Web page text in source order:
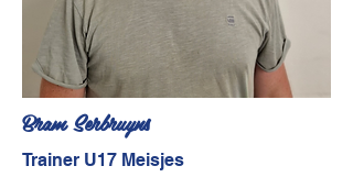
Bram Serbruyns
Trainer U17 Meisjes